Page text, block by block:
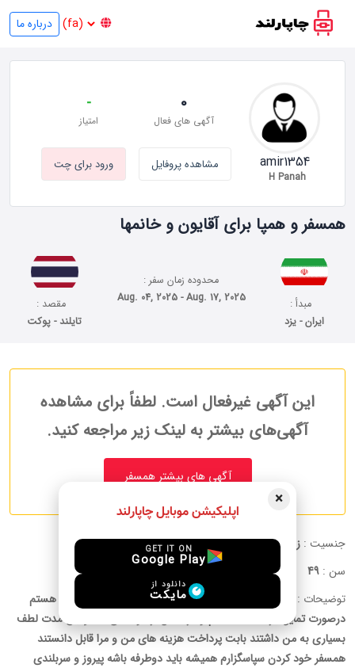
درباره ما
همسفر و همپا برای آقایون و خانمها
مبدأ :
ایران - یزد
محدوده زمان سفر :
Aug. 04, 2025 - Aug. 17, 2025
مقصد :
تایلند - پوکت
amir1354
H Panah
0
آگهی های فعال
-
امتیاز
مشاهده پروفایل ورود برای چت
این آگهی غیرفعال است. لطفاً برای مشاهده
آگهی‌های بیشتر به لینک زیر مراجعه کنید.
آگهی های بیشتر همسفر
جنسیت : زن
سن : 49
توضیحات :
چند سال که جدا زندگی میکنم و مجرد هستم پایه سفر هستم
درصورت تمایل درخدمت هستم و در ضمن از دوستانی که تو این مدت لطف
بسیاری به من داشتند بابت پرداخت هزینه های من و مرا قابل دانستند
همسفر خود کردن سپاسگزارم همیشه باید دوطرفه باشه پیروز و سربلندی
×
اپلیکیشن موبایل چاپارلند
GET IT ON
Google Play
دانلود از
مایکت